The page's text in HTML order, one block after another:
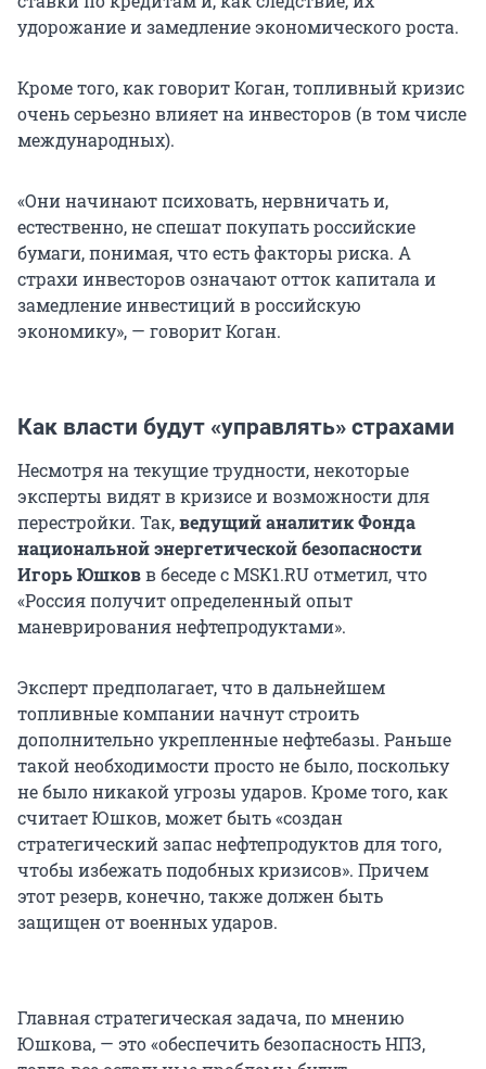
удорожание и замедление экономического роста.
Кроме того, как говорит Коган, топливный кризис
очень серьезно влияет на инвесторов (в том числе
международных).
«Они начинают психовать, нервничать и,
естественно, не спешат покупать российские
бумаги, понимая, что есть факторы риска. А
страхи инвесторов означают отток капитала и
замедление инвестиций в российскую
экономику», — говорит Коган.
Как власти будут «управлять» страхами
Несмотря на текущие трудности, некоторые
эксперты видят в кризисе и возможности для
перестройки. Так,ведущий аналитик Фонда
национальной энергетической безопасности
Игорь Юшковв беседе с MSK1.RU отметил, что
«Россия получит определенный опыт
маневрирования нефтепродуктами».
Эксперт предполагает, что в дальнейшем
топливные компании начнут строить
дополнительно укрепленные нефтебазы. Раньше
такой необходимости просто не было, поскольку
не было никакой угрозы ударов. Кроме того, как
считает Юшков, может быть «создан
стратегический запас нефтепродуктов для того,
чтобы избежать подобных кризисов». Причем
этот резерв, конечно, также должен быть
защищен от военных ударов.
Главная стратегическая задача, по мнению
Юшкова, — это «обеспечить безопасность НПЗ,